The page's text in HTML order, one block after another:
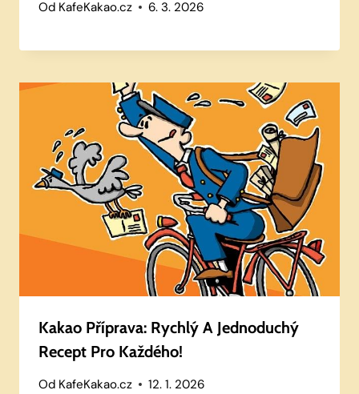
Od KafeKakao.cz 6. 3. 2026
Kakao Příprava: Rychlý A Jednoduchý
Recept Pro Každého!
Od KafeKakao.cz 12. 1. 2026